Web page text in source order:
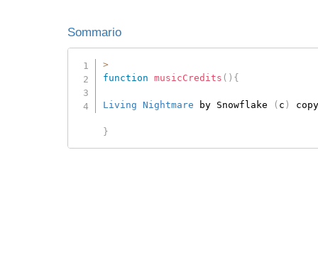
Sommario
>
function
musicCredits ( ) {
Living Nightmare by Snowflake ( c )
}